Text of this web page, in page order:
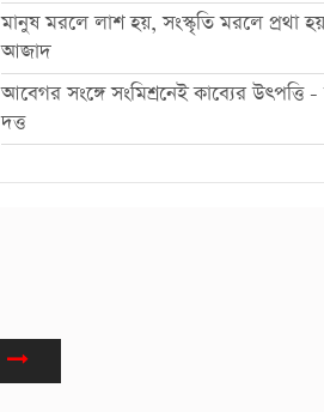
মানুষ মরলে লাশ হয়, সংস্কৃতি মরলে প্রথা
আজাদ
আবেগর সংঙ্গে সংমিশ্রনেই কাব্যের উৎপত্তি -
দত্ত